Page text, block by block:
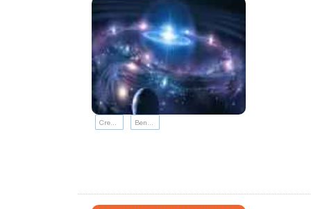
Crescita personale